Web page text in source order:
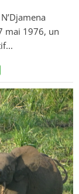
mai 1976, un